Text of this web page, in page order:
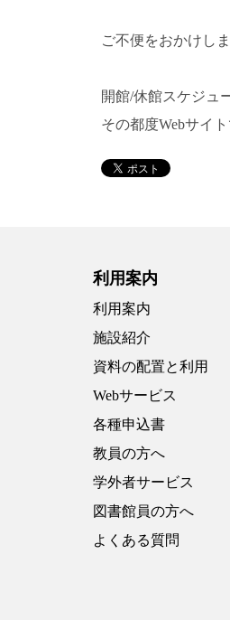
ご不便をおかけし
開館/休館スケジュ
その都度Webサイ
利用案内
利用案内
施設紹介
資料の配置と利用
Webサービス
各種申込書
教員の方へ
学外者サービス
図書館員の方へ
よくある質問